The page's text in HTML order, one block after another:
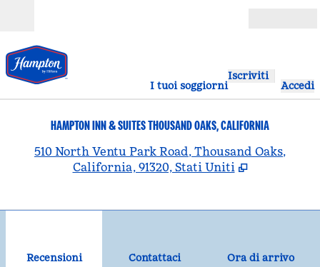
I tuoi soggiorni
Iscriviti
Accedi
HAMPTON INN & SUITES THOUSAND OAKS, CALIFORNIA
510 North Ventu Park Road, Thousand Oaks,
California, 91320, Stati Uniti
Recensioni Contattaci
Ora di arrivo